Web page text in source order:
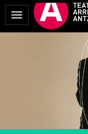
Mostrar Menú